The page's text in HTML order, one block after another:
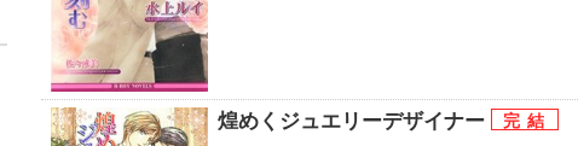
煌めくジュエリーデザイナー